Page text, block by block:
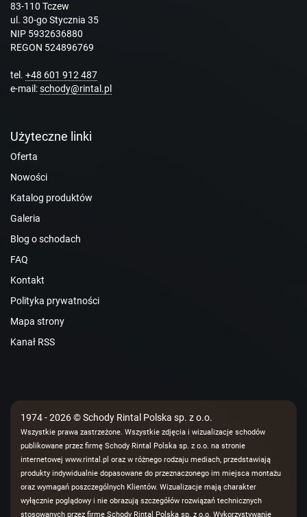
83-110 Tczew
ul. 30-go Stycznia 35
NIP 5932636880
REGON 524896769
tel. +48 601 912 487
e-mail:schody@rintal.pl
Użyteczne linki
Oferta
Nowości
Katalog produktów
Galeria
Blog o schodach
FAQ
Kontakt
Polityka prywatności
Mapa strony
Kanał RSS
1974 - 2026 © Schody Rintal Polska sp. z o.o.
Wszystkie prawa zastrzeżone. Wszystkie zdjęcia i wizualizacje schodów
publikowane przez firmę Schody Rintal Polska sp. z o.o. na stronie
internetowej www.rintal.pl oraz w różnego rodzaju mediach, przedstawiają
produkty indywidualnie dopasowane do przeznaczonego im miejsca montażu
oraz wymagań poszczególnych Klientów. Wizualizacje mają charakter
wyłącznie poglądowy i nie obrazują szczegółów rozwiązań technicznych
stosowanych przez firmę Schody Rintal Polska sp. z o.o. Wykorzystywanie